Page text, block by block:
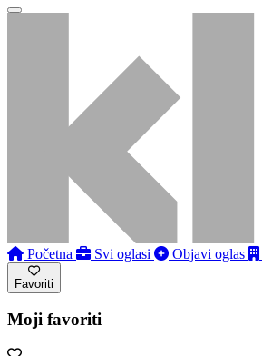
Početna Svi oglasi Objavi oglas
Favoriti
Moji favoriti